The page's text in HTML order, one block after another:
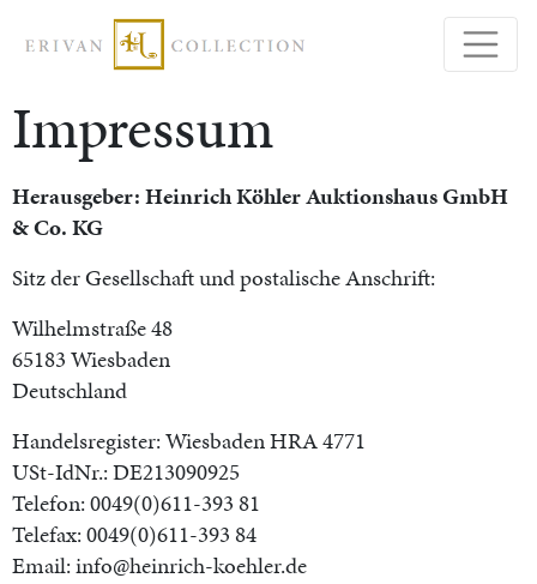
Impressum
Herausgeber: Heinrich Köhler Auktionshaus GmbH
& Co. KG
Sitz der Gesellschaft und postalische Anschrift:
Wilhelmstraße 48
65183 Wiesbaden
Deutschland
Handelsregister: Wiesbaden HRA 4771
USt-IdNr.: DE213090925
Telefon: 0049(0)611-393 81
Telefax: 0049(0)611-393 84
Email: info@heinrich-koehler.de